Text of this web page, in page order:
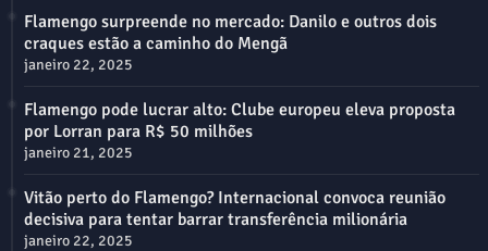
Flamengo surpreende no mercado: Danilo e outros dois
craques estão a caminho do Mengã
janeiro 22, 2025
Flamengo pode lucrar alto: Clube europeu eleva proposta
por Lorran para R$ 50 milhões
janeiro 21, 2025
Vitão perto do Flamengo? Internacional convoca reunião
decisiva para tentar barrar transferência milionária
janeiro 22, 2025